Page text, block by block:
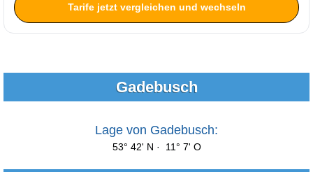
Tarife jetzt vergleichen und wechseln
Gadebusch
Lage von Gadebusch:
53° 42' N · 11° 7' O